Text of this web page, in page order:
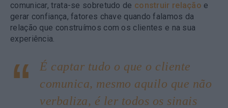
comunicar, trata-se sobretudo de construir relação e
gerar confiança, fatores chave quando falamos da
relação que construímos com os clientes e na sua
experiência.
É captar tudo o que o cliente
comunica, mesmo aquilo que não
verbaliza, é ler todos os sinais